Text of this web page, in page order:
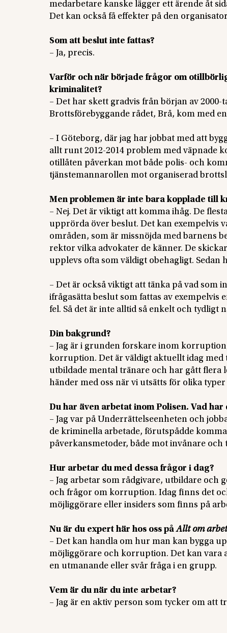
medarbetare kanske lägger ett ärende åt
Det kan också få effekter på den
Som att beslut inte fattas?
– Ja, precis.
Varför och när började frågor om
kriminalitet?
– Det har skett gradvis från början av
Brottsförebyggande rådet, Brå, kom med
– I Göteborg, där jag har jobbat med att
allt runt 2012-2014 problem med väpnade
otillåten påverkan mot både polis- och
tjänstemannarollen mot organiserad
Men problemen är inte bara kopplade till
– Nej. Det är viktigt att komma ihåg. De
upprörda över beslut. Det kan exempelvis
områden, som är missnöjda med barnens
rektor vilka advokater de känner. De
upplevs ofta som väldigt obehagligt.
– Det är också viktigt att tänka på vad som
ifrågasätta beslut som fattas av
fel. Så det är inte alltid så enkelt och tydligt
Din bakgrund?
– Jag är i grunden forskare inom
korruption. Det är väldigt aktuellt idag med
utbildade mental tränare och har gått flera
händer med oss när vi utsätts för olika
Du har även arbetat inom Polisen. Vad
– Jag var på Underrättelseenheten och
de kriminella arbetade, förutspådde
påverkansmetoder, både mot invånare
Hur arbetar du med dessa frågor i dag?
– Jag arbetar som rådgivare, utbildare och
och frågor om korruption. Idag finns det
möjliggörare eller insiders som finns på
Nu är du expert här hos oss påAllt om
– Det kan handla om hur man kan bygga
möjliggörare och korruption. Det kan
en utmanande eller svår fråga i en grupp.
Vem är du när du inte arbetar?
– Jag är en aktiv person som tycker om att